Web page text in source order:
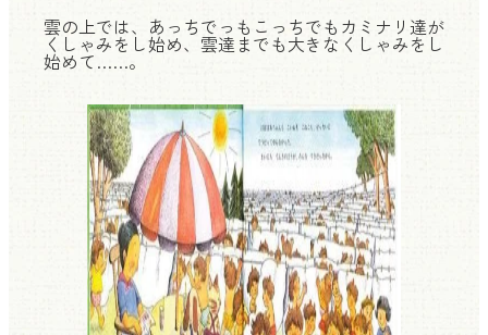
雲の上では、あっちでっもこっちでもカミナリ達が
くしゃみをし始め、雲達までも大きなくしゃみをし
始めて……。